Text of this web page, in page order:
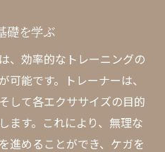
例に学ぶ
グのアプローチ
重要性
える名古屋パーソナル
礎を学ぶ
、効率的なトレーニングの
能です。トレーナーは、
して各エクササイズの目的
ます。これにより、無理な
進めることができ、ケガを